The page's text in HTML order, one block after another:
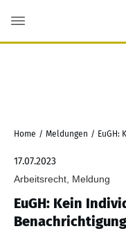
Home / Meldungen /
17.07.2023
Arbeitsrecht, Meldung
EuGH: Kein